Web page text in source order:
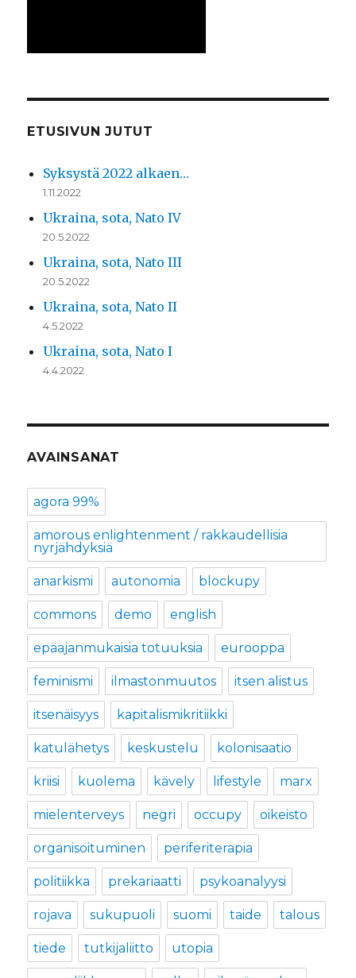
ETUSIVUN JUTUT
Syksystä 2022 alkaen…
1.11.2022
Ukraina, sota, Nato IV
20.5.2022
Ukraina, sota, Nato III
20.5.2022
Ukraina, sota, Nato II
4.5.2022
Ukraina, sota, Nato I
4.4.2022
AVAINSANAT
agora 99%
amorous enlightenment / rakkaudellisia
nyrjähdyksiä
anarkismi autonomia blockupy
commons demo english
epäajanmukaisia totuuksia eurooppa
feminismi ilmastonmuutos itsen alistus
itsenäisyys kapitalismikritiikki
katulähetys keskustelu kolonisaatio
kriisi kuolema kävely lifestyle marx
mielenterveys negri occupy oikeisto
organisoituminen periferiterapia
politiikka prekariaatti psykoanalyysi
rojava sukupuoli suomi taide talous
tiede tutkijaliitto utopia